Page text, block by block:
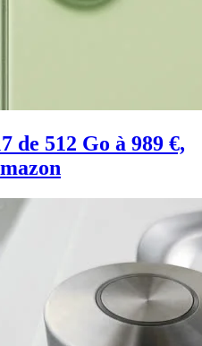
de 512 Go à 989 €,